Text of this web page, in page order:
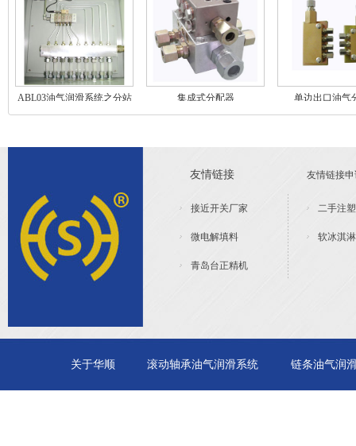
ABL03油气润滑系统之分站
（不带气源处理装置）
集成式分配器 单边出口油气
友情链接
友情链接
接近开关厂家 二手注
微电解填料 软冰淇
青岛台正精机
关于华顺 滚动轴承油气润滑系统 链条油气润